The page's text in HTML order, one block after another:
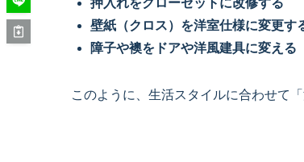
押入れをクローゼットに改修する
壁紙（クロス）を洋室仕様に変更す
障子や襖をドアや洋風建具に変える
このように、生活スタイルに合わせて